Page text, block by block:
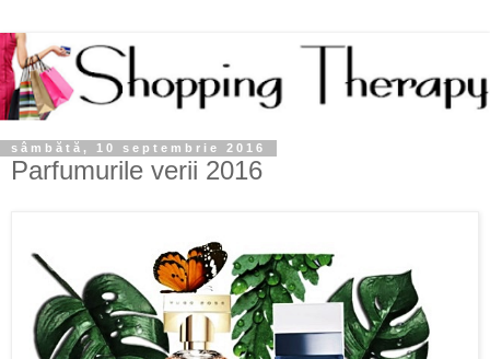
sâmbătă, 10 septembrie 2016
Parfumurile verii 2016